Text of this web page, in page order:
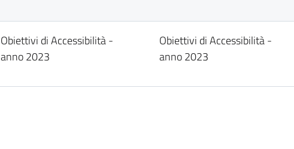
Obiettivi di Accessibilità -
anno 2023
Obiettivi di Accessibilità -
anno 2023